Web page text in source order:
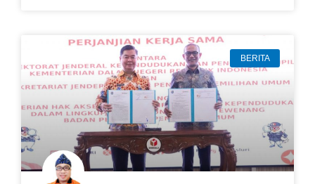
BERITA